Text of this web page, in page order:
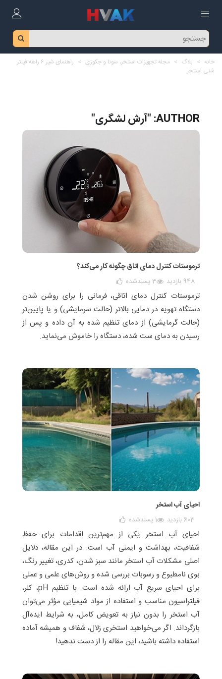
خانه > بلاگ > مجله تجهیزات استخر، سونا و جکوزی >
راهنمای شیر 6 راهه فیلتر
شنی استخر
AUTHOR: "آرش لشگری"
ترموستات کنترل دمای اتاق چگونه کار می‌کند؟
948 بازدید 3 پسندشده
ترموستات کنترل دمای اتاقی، فرمانی را برای روشن شدن
دستگاه تهویه در دمایی بالاتر (حالت سرمایشی) و یا پایین‌تر
(حالت گرمایشی) از دمای تنظیم شده به آن داده و پس از
رسیدن به دمای ست شده، دستگاه را خاموش می‌نماید.
احیای آب استخر
603 بازدید 1 پسندشده
احیای آب استخر یکی از مهم‌ترین اقدامات برای حفظ
شفافیت، بهداشت و ایمنی آب است. در این مقاله، دلایل
اصلی مشکلات آب استخر مانند سبز شدن، کدری، تغییر رنگ،
بوی نامطبوع و رسوبات بررسی شده و روش‌های علمی و عملی
برای احیای سریع آب ارائه شده است. با تنظیم pH، کلر،
فیلتراسیون مناسب و استفاده از مواد شیمیایی مؤثر می‌توان
آب استخر را بدون نیاز به تعویض کامل، به شرایط ایده‌آل
بازگرداند. اگر می‌خواهید استخری زلال، شفاف و همیشه آماده
استفاده داشته باشید، این مقاله را از دست ندهید!